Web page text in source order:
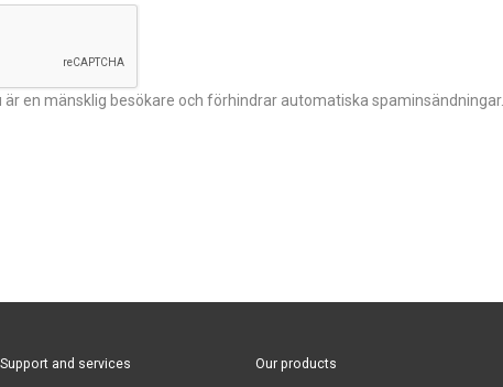
en mänsklig besökare och förhindrar automatiska spaminsändningar.
Support and services Our products